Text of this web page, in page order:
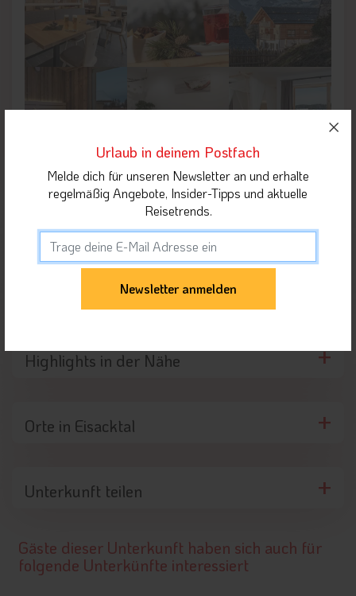
Lage der Unterkunft
Umgebung der Unterkunft
Highlights in der Nähe
Orte in Eisacktal
Unterkunft teilen
Gäste dieser Unterkunft haben sich auch für
folgende Unterkünfte interessiert
Urlaub in deinem Postfach
Melde dich für unseren Newsletter an und erhalte
regelmäßig Angebote, Insider-Tipps und aktuelle
Reisetrends.